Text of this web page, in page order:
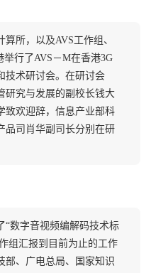
所，以及AVS工作组、
行了AVS－M在香港3G
技术研讨会。在研讨会
研究与发展的副校长钱大
致欢迎辞，信息产业部科
品司肖华副司长分别在研
“数字音视频编解码技术标
组汇报到目前为止的工作
部、广电总局、国家知识